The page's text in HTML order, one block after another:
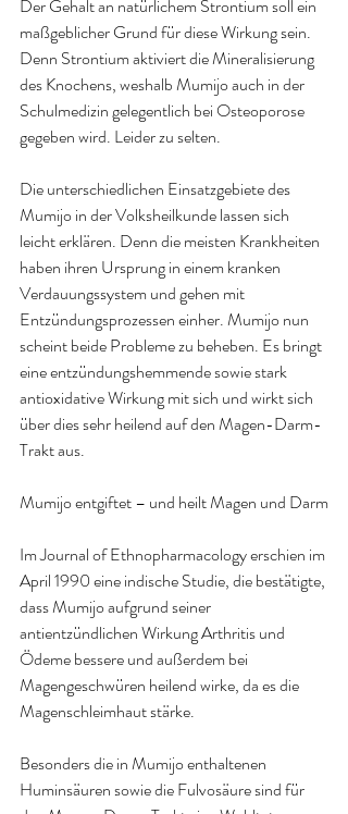
Der Gehalt an natürlichem Strontium soll ein
maßgeblicher Grund für diese Wirkung sein.
Denn Strontium aktiviert die Mineralisierung
des Knochens, weshalb Mumijo auch in der
Schulmedizin gelegentlich bei Osteoporose
gegeben wird. Leider zu selten.
Die unterschiedlichen Einsatzgebiete des
Mumijo in der Volksheilkunde lassen sich
leicht erklären. Denn die meisten Krankheiten
haben ihren Ursprung in einem kranken
Verdauungssystem und gehen mit
Entzündungsprozessen einher. Mumijo nun
scheint beide Probleme zu beheben. Es bringt
eine entzündungshemmende sowie stark
antioxidative Wirkung mit sich und wirkt sich
über dies sehr heilend auf den Magen-Darm-
Trakt aus.
Mumijo entgiftet – und heilt Magen und Darm
Im Journal of Ethnopharmacology erschien im
April 1990 eine indische Studie, die bestätigte,
dass Mumijo aufgrund seiner
antientzündlichen Wirkung Arthritis und
Ödeme bessere und außerdem bei
Magengeschwüren heilend wirke, da es die
Magenschleimhaut stärke.
Besonders die in Mumijo enthaltenen
Huminsäuren sowie die Fulvosäure sind für